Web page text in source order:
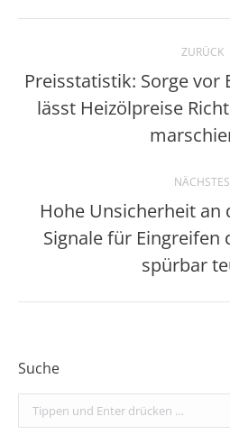
ZURÜCK
Preisstatistik: Sorge vor
lässt Heizölpreise
NÄCHSTES
Hohe Unsicherheit an
Signale für Eingreifen
spürbar
Suche
Search: